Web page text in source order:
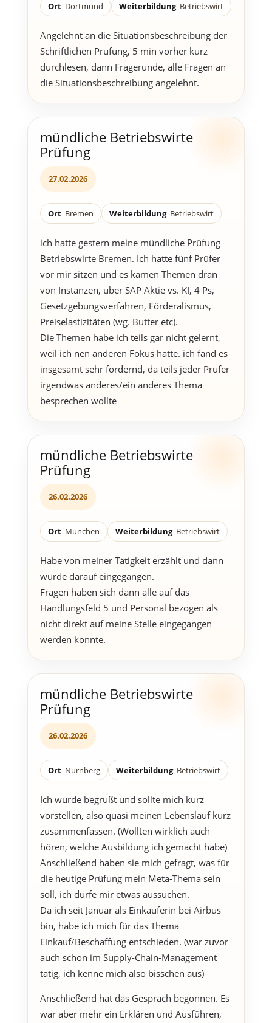
Ort Dortmund Weiterbildung Betriebswirt
Angelehnt an die Situationsbeschreibung der
Schriftlichen Prüfung, 5 min vorher kurz
durchlesen, dann Fragerunde, alle Fragen an
die Situationsbeschreibung angelehnt.
mündliche Betriebswirte
Prüfung
27.02.2026
Ort Bremen Weiterbildung Betriebswirt
ich hatte gestern meine mündliche Prüfung
Betriebswirte Bremen. Ich hatte fünf Prüfer
vor mir sitzen und es kamen Themen dran
von Instanzen, über SAP Aktie vs. KI, 4 Ps,
Gesetzgebungsverfahren, Förderalismus,
Preiselastizitäten (wg. Butter etc).
Die Themen habe ich teils gar nicht gelernt,
weil ich nen anderen Fokus hatte. ich fand es
insgesamt sehr fordernd, da teils jeder Prüfer
irgendwas anderes/ein anderes Thema
besprechen wollte
mündliche Betriebswirte
Prüfung
26.02.2026
Ort München Weiterbildung Betriebswirt
Habe von meiner Tätigkeit erzählt und dann
wurde darauf eingegangen.
Fragen haben sich dann alle auf das
Handlungsfeld 5 und Personal bezogen als
nicht direkt auf meine Stelle eingegangen
werden konnte.
mündliche Betriebswirte
Prüfung
26.02.2026
Ort Nürnberg Weiterbildung Betriebswirt
Ich wurde begrüßt und sollte mich kurz
vorstellen, also quasi meinen Lebenslauf kurz
zusammenfassen. (Wollten wirklich auch
hören, welche Ausbildung ich gemacht habe)
Anschließend haben sie mich gefragt, was für
die heutige Prüfung mein Meta-Thema sein
soll, ich dürfe mir etwas aussuchen.
Da ich seit Januar als Einkäuferin bei Airbus
bin, habe ich mich für das Thema
Einkauf/Beschaffung entschieden. (war zuvor
auch schon im Supply-Chain-Management
tätig, ich kenne mich also bisschen aus)
Anschließend hat das Gespräch begonnen. Es
war aber mehr ein Erklären und Ausführen,